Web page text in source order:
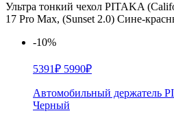
Ультра тонкий чехол PITAKA
17 Pro Max, (Sunset 2.0) Сине-
-10%
5391₽ 5990₽
Автомобильный держатель
Черный